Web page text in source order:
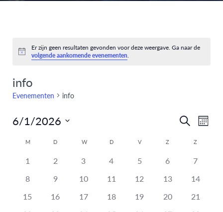
Bericht
Er zijn geen resultaten gevonden voor deze weergave. Ga naar de
volgende aankomende evenementen.
info
Evenementen info
Zoeken
ZoekenMaand
6/1/2026
datum.
Kalender
van
Evenementen
M D W D V Z Z
heeft
evenementen,
1
heeft
evenementen,
2
heeft
evenementen,
3
heeft
evenementen,
4
heeft
evenementen,
5
heeft
evenementen,
6
heeft
7
heeft
evenementen,
8
heeft
evenementen,
9
heeft
evenementen,
10
heeft
evenementen,
11
heeft
evenementen,
12
heeft
evenementen,
13
heeft
14
heeft
15
heeft
16
heeft
17
heeft
18
heeft
19
heeft
20
heeft
21